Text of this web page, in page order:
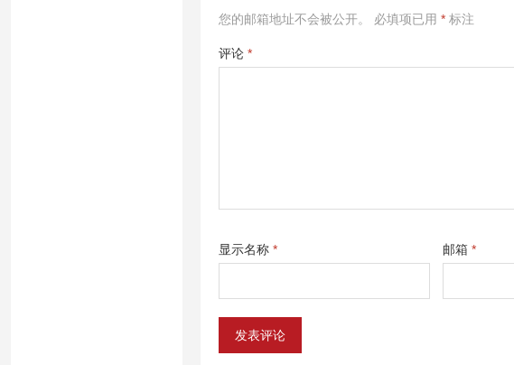
您的邮箱地址不会被公开。 必填项已用 * 标注
评论 *
显示名称 * 邮箱*